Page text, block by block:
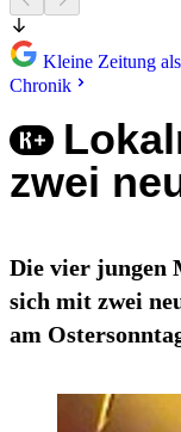
Kleine Zeitung
Chronik
zwei
Die vier jungen
sich mit zwei
am